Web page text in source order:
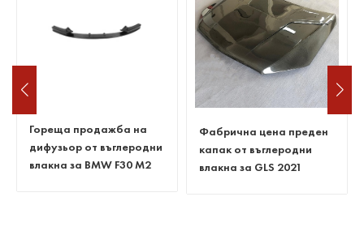
Гореща продажба на
дифузьор от въглеродни
влакна за BMW F30 M2
Фабрична цена преден
капак от въглеродни
влакна за GLS 2021